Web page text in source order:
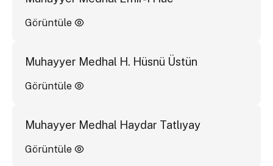
Görüntüle
Muhayyer Medhal H. Hüsnü Üstün
Görüntüle
Muhayyer Medhal Haydar Tatlıyay
Görüntüle